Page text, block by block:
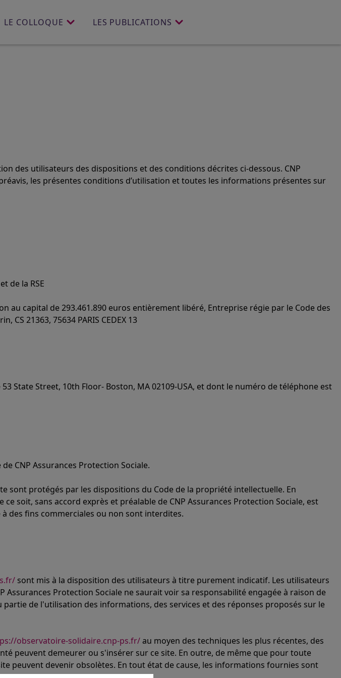
LE COLLOQUE LES PUBLICATIONS
des utilisateurs des dispositions et des conditions décrites ci-dessous. CNP
les présentes conditions d’utilisation et toutes les informations présentes sur
de la RSE
au capital de 293.461.890 euros entièrement libéré, Entreprise régie par le Code des
CS 21363, 75634 PARIS CEDEX 13
State Street, 10th Floor- Boston, MA 02109-USA, et dont le numéro de téléphone est
CNP Assurances Protection Sociale.
sont protégés par les dispositions du Code de la propriété intellectuelle. En
soit, sans accord exprès et préalable de CNP Assurances Protection Sociale, est
des fins commerciales ou non sont interdites.
sont mis à la disposition des utilisateurs à titre purement indicatif. Les utilisateurs
Protection Sociale ne saurait voir sa responsabilité engagée à raison de
de l'utilisation des informations, des services et des réponses proposés sur le
observatoire-solidaire.cnp-ps.fr/au moyen des techniques les plus récentes, des
peuvent demeurer ou s'insérer sur ce site. En outre, de même que pour toute
peuvent devenir obsolètes. En tout état de cause, les informations fournies sont